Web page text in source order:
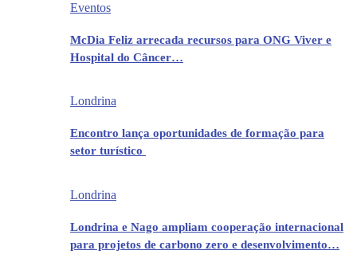
Eventos
McDia Feliz arrecada recursos para ONG Viver e
Hospital do Câncer…
Londrina
Encontro lança oportunidades de formação para
setor turístico
Londrina
Londrina e Nago ampliam cooperação internacional
para projetos de carbono zero e desenvolvimento…